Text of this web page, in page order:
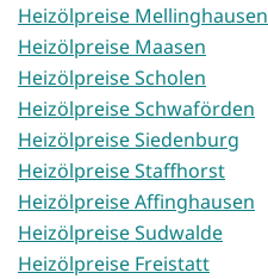
Heizölpreise Mellinghausen
Heizölpreise Maasen
Heizölpreise Scholen
Heizölpreise Schwaförden
Heizölpreise Siedenburg
Heizölpreise Staffhorst
Heizölpreise Affinghausen
Heizölpreise Sudwalde
Heizölpreise Freistatt